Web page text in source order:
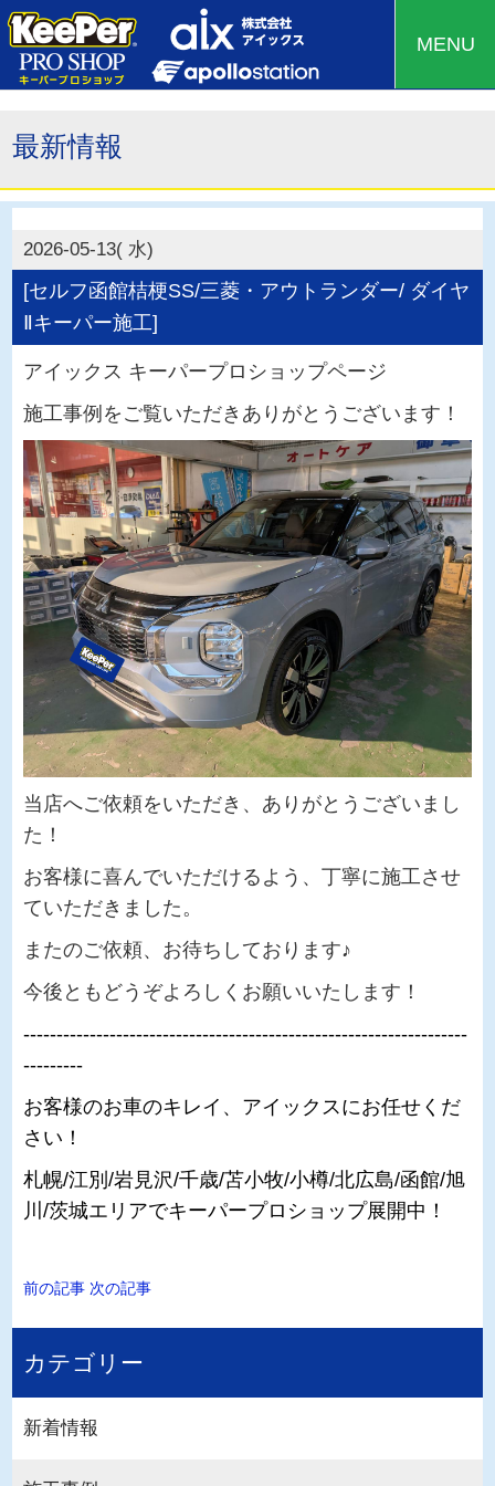
MENU
最新情報
2026-05-13( 水)
[セルフ函館桔梗SS/三菱・アウトランダー/ ダイヤ
Ⅱキーパー施工]
アイックス キーパープロショップページ
施工事例をご覧いただきありがとうございます！
当店へご依頼をいただき、ありがとうございまし
た！
お客様に喜んでいただけるよう、丁寧に施工させ
ていただきました。
またのご依頼、お待ちしております♪
今後ともどうぞよろしくお願いいたします！
-------------------------------------------------------------------
---------
お客様のお車のキレイ、アイックスにお任せくだ
さい！
札幌/江別/岩見沢/千歳/苫小牧/小樽/北広島/函館/旭
川/茨城エリアでキーパープロショップ展開中！
前の記事 次の記事
カテゴリー
新着情報